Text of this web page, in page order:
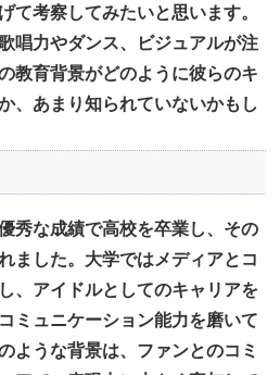
て考察してみたいと思います。
唱力やダンス、ビジュアルが注
教育背景がどのように彼らのキ
、あまり知られていないかもし
秀な成績で高校を卒業し、その
ました。大学ではメディアとコ
、アイドルとしてのキャリアを
ミュニケーション能力を磨いて
ような背景は、ファンとのコミ